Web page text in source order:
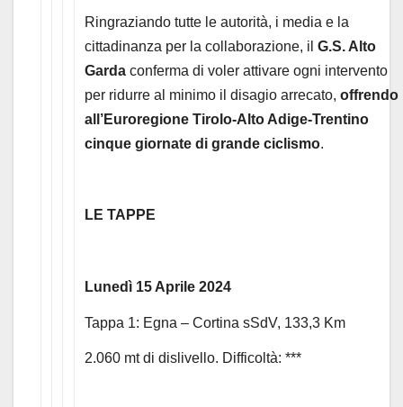
Ringraziando tutte le autorità, i media e la
cittadinanza per la collaborazione, il G.S. Alto
Gardaconferma di voler attivare ogni intervento
per ridurre al minimo il disagio arrecato, offrendo
all’Euroregione Tirolo-Alto Adige-Trentino
cinque giornate di grande ciclismo.
LE TAPPE
Lunedì 15 Aprile 2024
Tappa 1: Egna – Cortina sSdV, 133,3 Km
2.060 mt di dislivello. Difficoltà: ***